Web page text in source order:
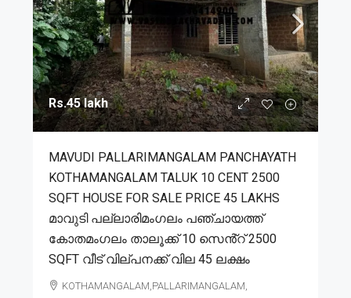
Rs.45 lakh
MAVUDI PALLARIMANGALAM PANCHAYATH
KOTHAMANGALAM TALUK 10 CENT 2500
SQFT HOUSE FOR SALE PRICE 45 LAKHS
മാവുടി പല്ലാരിമംഗലം പഞ്ചായത്ത്
കോതമംഗലം താലൂക്ക് 10 സെൻ്റ് 2500
SQFT വീട് വില്പനക്ക് വില 45 ലക്ഷം
KOTHAMANGALAM,PALLARIMANGALAM,